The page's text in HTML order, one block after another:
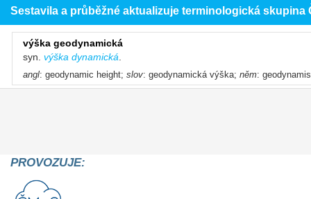
Sestavila a průběžné aktualizuje terminologická
výška geodynamická
syn. výška dynamická
angl: geodynamic height; slov: geodynamická výška; něm:
PROVOZUJE: